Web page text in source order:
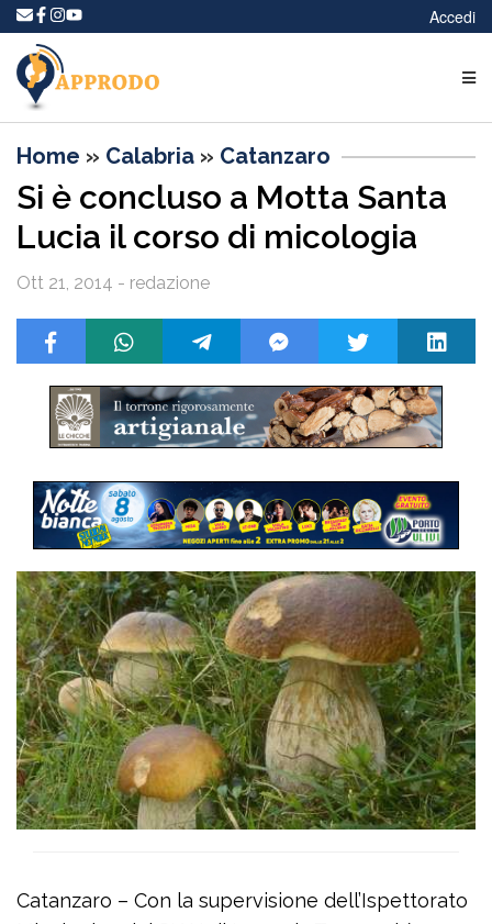
Accedi
Home » Calabria » Catanzaro
Si è concluso a Motta Santa
Lucia il corso di micologia
Ott 21, 2014 - redazione
Catanzaro – Con la supervisione dell’Ispettorato